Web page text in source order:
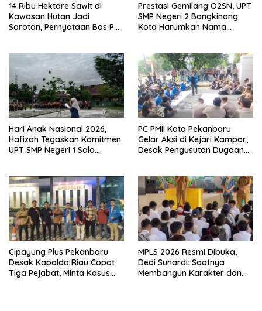
14 Ribu Hektare Sawit di
Kawasan Hutan Jadi
Sorotan, Pernyataan Bos PT
Prestasi Gemilang O2SN, UPT
SMP Negeri 2 Bangkinang
Kota Harumkan Nama
Hari Anak Nasional 2026,
Hafizah Tegaskan Komitmen
UPT SMP Negeri 1 Salo
PC PMII Kota Pekanbaru
Gelar Aksi di Kejari Kampar,
Desak Pengusutan Dugaan
Cipayung Plus Pekanbaru
Desak Kapolda Riau Copot
Tiga Pejabat, Minta Kasus
MPLS 2026 Resmi Dibuka,
Dedi Sunardi: Saatnya
Membangun Karakter dan